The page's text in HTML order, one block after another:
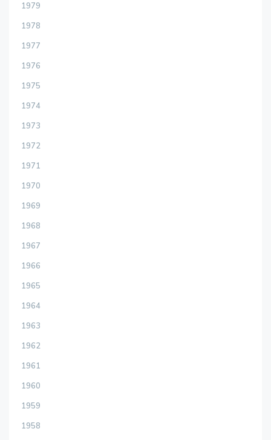
1979
1978
1977
1976
1975
1974
1973
1972
1971
1970
1969
1968
1967
1966
1965
1964
1963
1962
1961
1960
1959
1958